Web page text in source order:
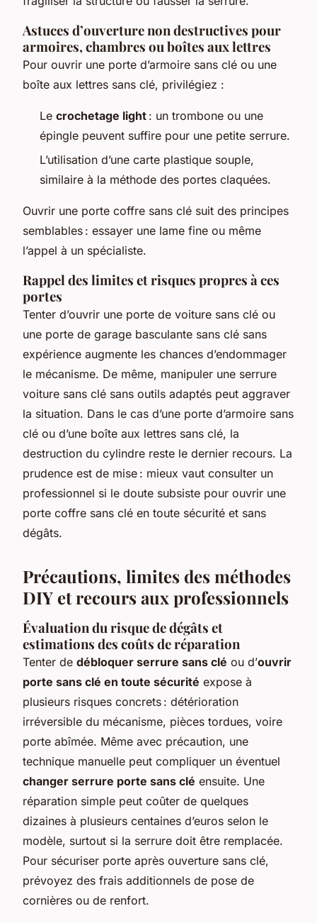
Astuces d’ouverture non destructives pour
armoires, chambres ou boîtes aux lettres
Pour ouvrir une porte d’armoire sans clé ou une
boîte aux lettres sans clé, privilégiez :
Le crochetage light : un trombone ou une
épingle peuvent suffire pour une petite serrure.
L’utilisation d’une carte plastique souple,
similaire à la méthode des portes claquées.
Ouvrir une porte coffre sans clé suit des principes
semblables : essayer une lame fine ou même
l’appel à un spécialiste.
Rappel des limites et risques propres à ces
portes
Tenter d’ouvrir une porte de voiture sans clé ou
une porte de garage basculante sans clé sans
expérience augmente les chances d’endommager
le mécanisme. De même, manipuler une serrure
voiture sans clé sans outils adaptés peut aggraver
la situation. Dans le cas d’une porte d’armoire sans
clé ou d’une boîte aux lettres sans clé, la
destruction du cylindre reste le dernier recours. La
prudence est de mise : mieux vaut consulter un
professionnel si le doute subsiste pour ouvrir une
porte coffre sans clé en toute sécurité et sans
dégâts.
Précautions, limites des méthodes
DIY et recours aux professionnels
Évaluation du risque de dégâts et
estimations des coûts de réparation
Tenter de débloquer serrure sans clé ou d’ouvrir
porte sans clé en toute sécurité expose à
plusieurs risques concrets : détérioration
irréversible du mécanisme, pièces tordues, voire
porte abîmée. Même avec précaution, une
technique manuelle peut compliquer un éventuel
changer serrure porte sans clé ensuite. Une
réparation simple peut coûter de quelques
dizaines à plusieurs centaines d’euros selon le
modèle, surtout si la serrure doit être remplacée.
Pour sécuriser porte après ouverture sans clé,
prévoyez des frais additionnels de pose de
cornières ou de renfort.